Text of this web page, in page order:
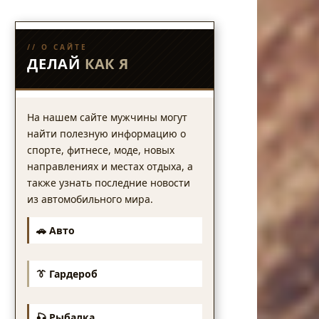
// О САЙТЕ
ДЕЛАЙ КАК Я
На нашем сайте мужчины могут
найти полезную информацию о
спорте, фитнесе, моде, новых
направлениях и местах отдыха, а
также узнать последние новости
из автомобильного мира.
🚗 Авто
👔 Гардероб